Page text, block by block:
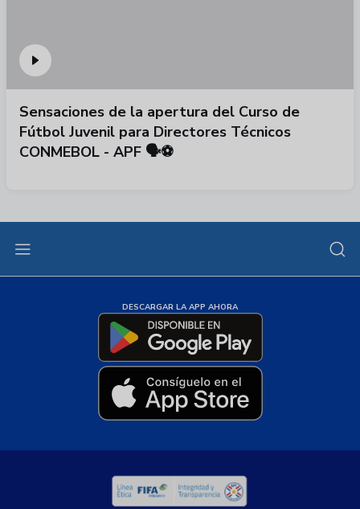
Sensaciones de la apertura del Curso de
Fútbol Juvenil para Directores Técnicos
CONMEBOL - APF 🗣️⚽️
DESCARGAR LA APP AHORA